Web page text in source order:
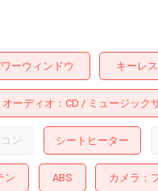
ーウィンドウ キーレス
オーディオ CD ミュージック
ン シートヒーター
ン ABS カメラ